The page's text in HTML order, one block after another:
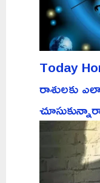
Today
రాశులకు